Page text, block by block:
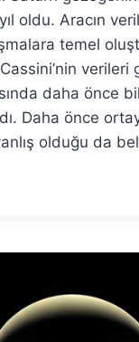
oldu. Aracın
temel
verileri
daha önce
Daha önce
olduğu da